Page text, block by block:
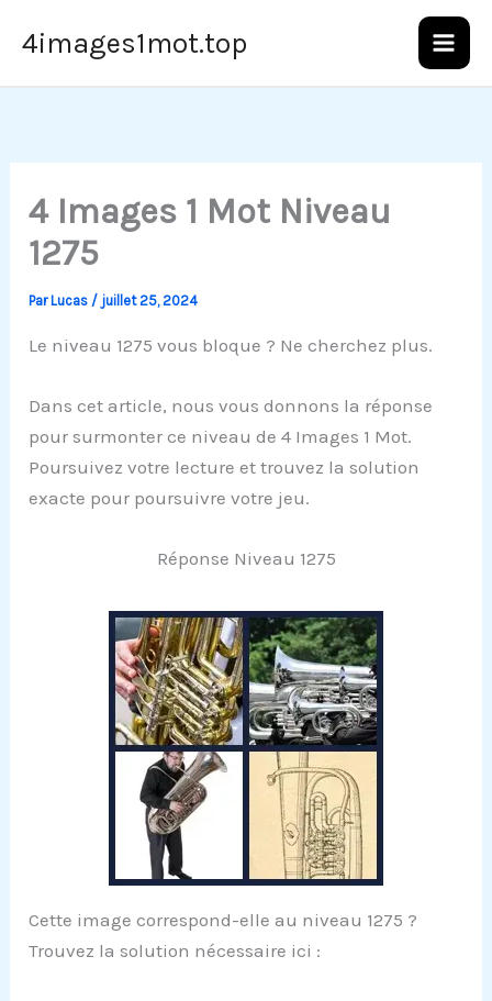
4images1mot.top
4 Images 1 Mot Niveau
1275
ParLucas / juillet 25, 2024
Le niveau 1275 vous bloque ? Ne cherchez plus.
Dans cet article, nous vous donnons la réponse
pour surmonter ce niveau de 4 Images 1 Mot.
Poursuivez votre lecture et trouvez la solution
exacte pour poursuivre votre jeu.
Réponse Niveau 1275
Cette image correspond-elle au niveau 1275 ?
Trouvez la solution nécessaire ici :